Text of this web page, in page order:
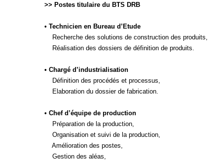
>> Postes titulaire du BTS DRB
• Technicien en Bureau d’Etude
Recherche des solutions de construction des produits,
Réalisation des dossiers de définition de produits.
• Chargé d’industrialisation
Définition des procédés et processus,
Elaboration du dossier de fabrication.
• Chef d’équipe de production
Préparation de la production,
Organisation et suivi de la production,
Amélioration des postes,
Gestion des aléas,